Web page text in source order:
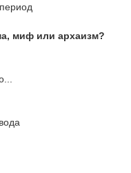
миф или архаизм?